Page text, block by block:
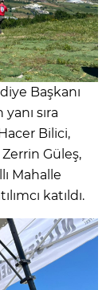
Başkanı
sıra
Bilici,
Zerrin Güleş,
Mahalle
katıldı.